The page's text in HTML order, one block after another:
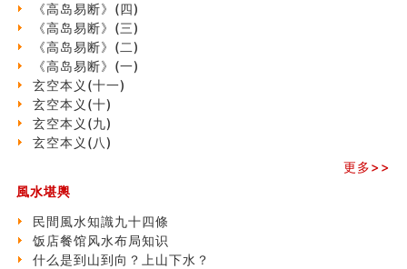
玄空本义(十)
六爻占卜预测考试结果
四墓库真诠
套房風水怎麼看？ 租屋風水禁忌有哪些？搬家禁忌要注
意！
精选1500个五行属金的字
玄空本义(九)
八字十神与坐基关系详解
人的面相看财运
玄空本义(八)
六爻算卦：测腹中胎儿是男是女
中國改革開放總設計師鄧小平命造 (名人八字淺析八）
测字（实例解释）
《高岛易断》(四)
《高岛易断》(三)
《高岛易断》(二)
《高岛易断》(一)
玄空本义(十一)
玄空本义(十)
玄空本义(九)
玄空本义(八)
更多>>
風水堪輿
民間風水知識九十四條
饭店餐馆风水布局知识
什么是到山到向？上山下水？